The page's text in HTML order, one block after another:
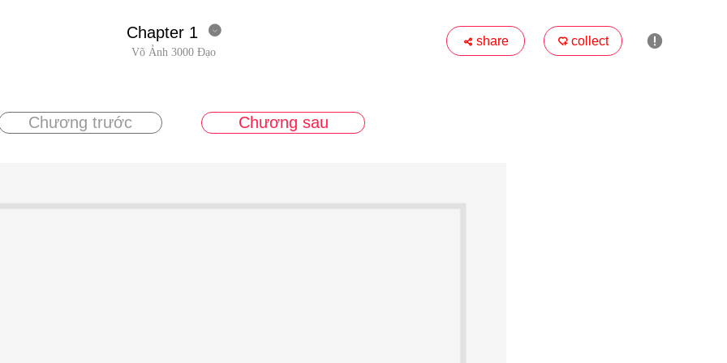
Chapter 1 
Võ Ảnh 3000 Đạo
 share  collect 
Chương trước Chương sau